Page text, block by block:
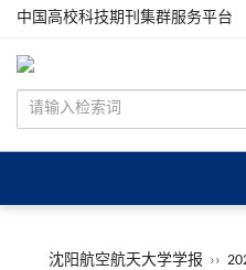
中国高校科技期刊集群服务平台
沈阳航空航天大学学报 ››